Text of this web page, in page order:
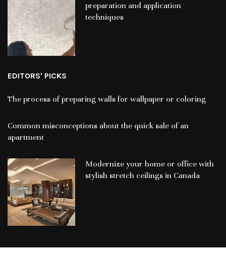
preparation and application
techniques
EDITORS' PICKS
The process of preparing walls for wallpaper or coloring
Common misconceptions about the quick sale of an
apartment
Modernize your home or office with
stylish stretch ceilings in Canada